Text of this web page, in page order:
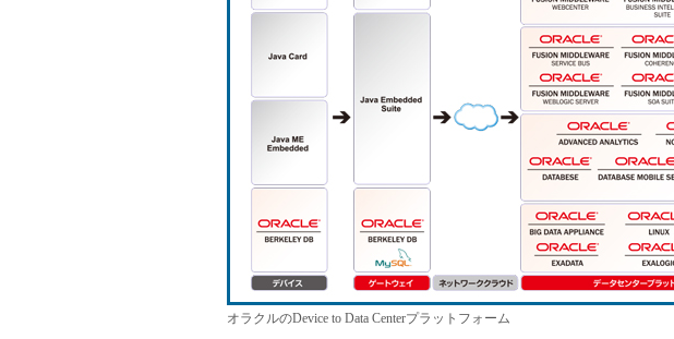
オラクルのDevice to Data Centerプラットフォーム